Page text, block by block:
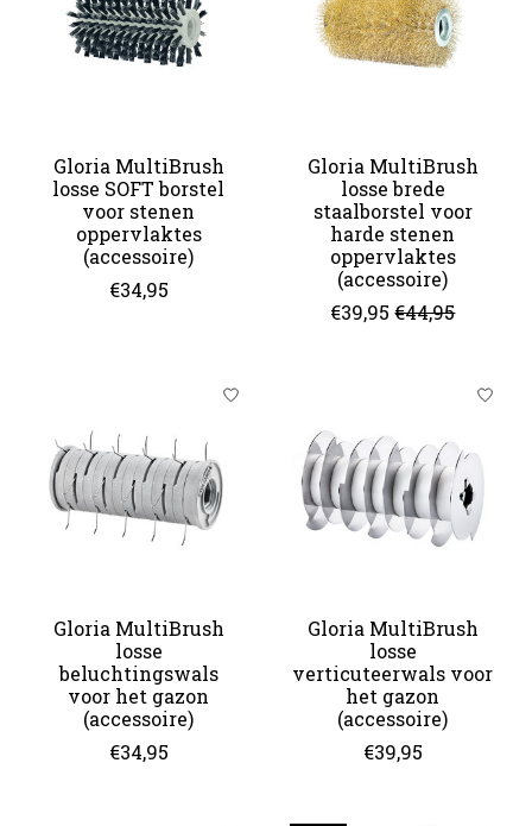
Gloria MultiBrush
losse SOFT borstel
voor stenen
oppervlaktes
(accessoire)
€34,95
Gloria MultiBrush
losse brede
staalborstel voor
harde stenen
oppervlaktes
(accessoire)
€39,95 €44,95
Gloria MultiBrush
losse
beluchtingswals
voor het gazon
(accessoire)
€34,95
Gloria MultiBrush
losse
verticuteerwals voor
het gazon
(accessoire)
€39,95